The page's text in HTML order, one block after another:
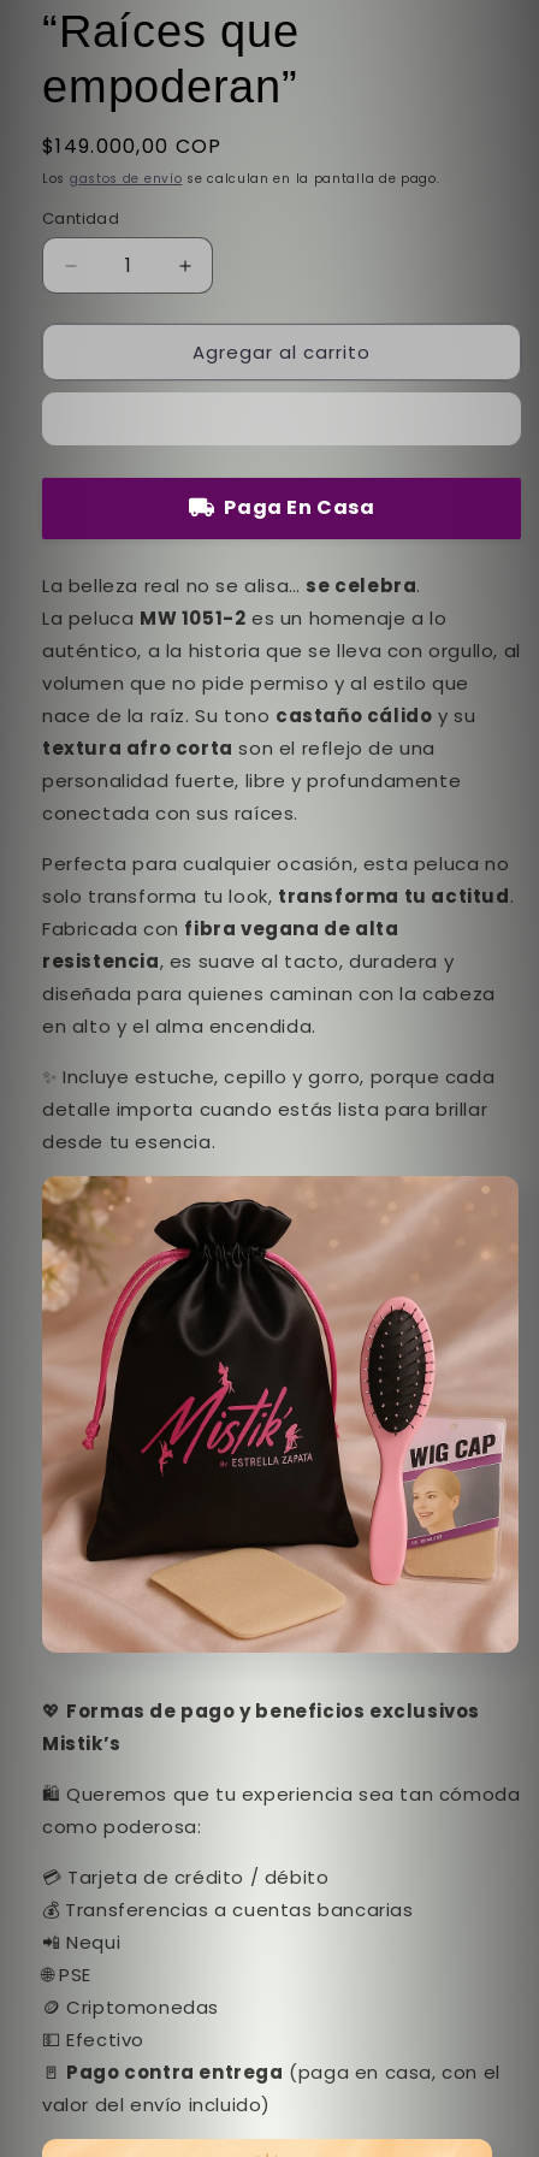
“Raíces que
empoderan”
Precio
habitual
$149.000,00 COP
Los gastos de envío se calculan en la pantalla de pago.
Cantidad
Reducir
cantidad
para
Mistik’s
“Raíces
que
Aumentar
cantidad
para
🌀
Mistik’s
“Raíces
que
empoderan”
Agregar al carrito
Paga En Casa
La belleza real no se alisa… se celebra.
La peluca MW 1051-2 es un homenaje a lo
auténtico, a la historia que se lleva con orgullo, al
volumen que no pide permiso y al estilo que
nace de la raíz. Su tono castaño cálido y su
textura afro corta son el reflejo de una
personalidad fuerte, libre y profundamente
conectada con sus raíces.
Perfecta para cualquier ocasión, esta peluca no
solo transforma tu look, transforma tu actitud.
Fabricada con fibra vegana de alta
resistencia, es suave al tacto, duradera y
diseñada para quienes caminan con la cabeza
en alto y el alma encendida.
✨ Incluye estuche, cepillo y gorro, porque cada
detalle importa cuando estás lista para brillar
desde tu esencia.
💖 Formas de pago y beneficios exclusivos
Mistik’s
🛍️ Queremos que tu experiencia sea tan cómoda
como poderosa:
💳 Tarjeta de crédito / débito
💰 Transferencias a cuentas bancarias
📲 Nequi
🌐 PSE
🪙 Criptomonedas
💵 Efectivo
🚪 Pago contra entrega (paga en casa, con el
valor del envío incluido)